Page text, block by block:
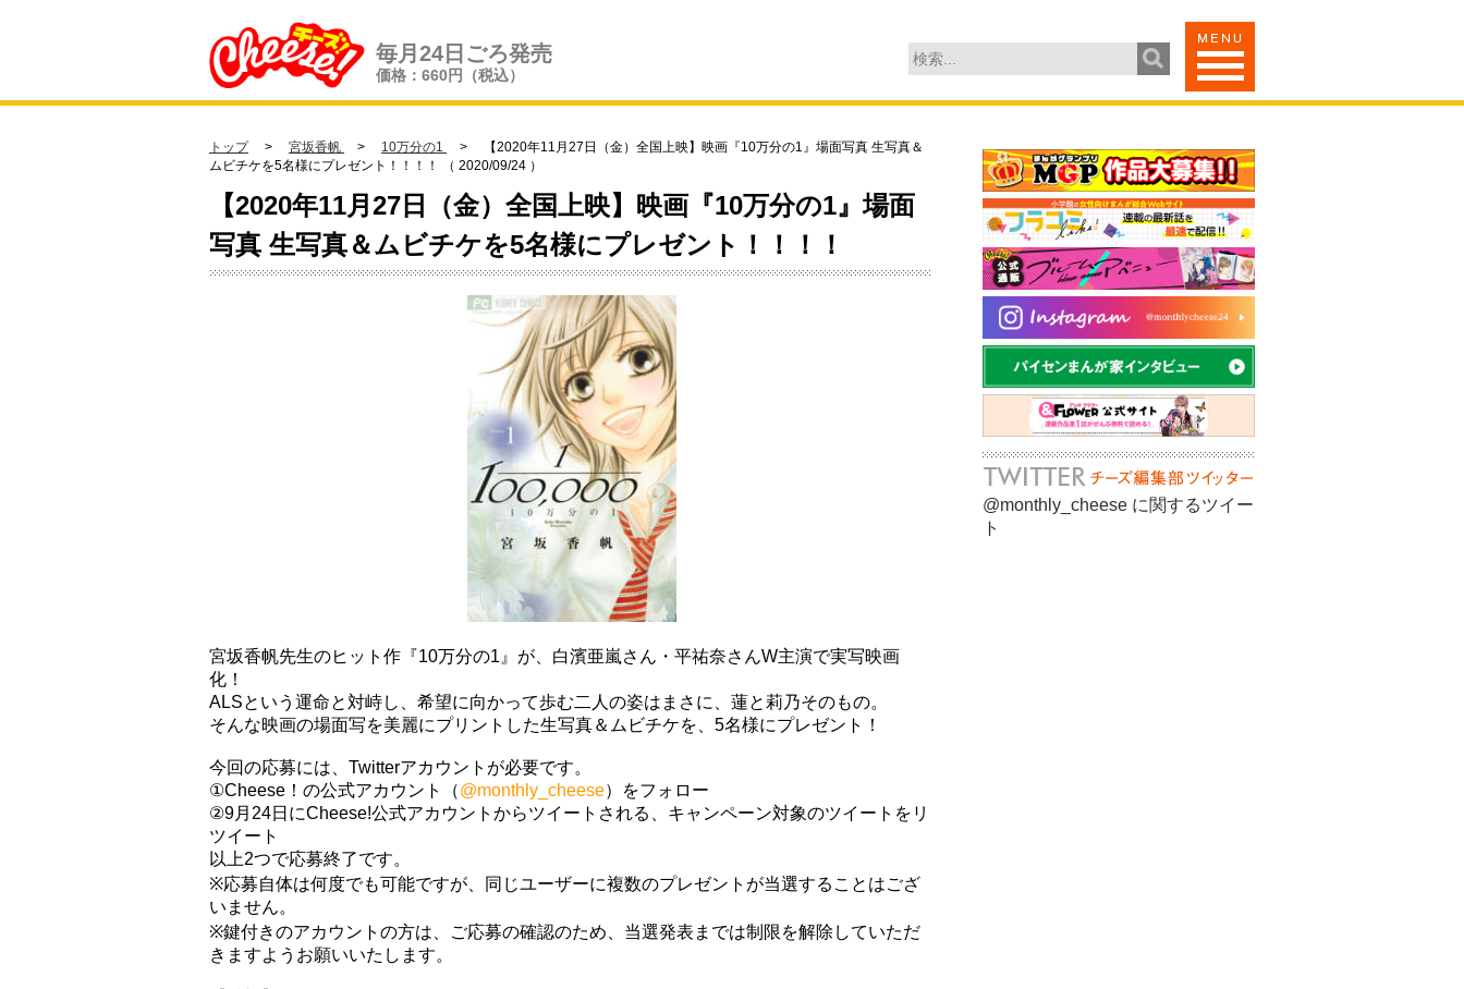
毎月24日ごろ発売
価格：660円（税込）
トップ> 宮坂香帆 > 10万分の1
> 【2020年11月27日（金）全国上映】映画『10万分の1』場面写真 生写真＆
ムビチケを5名様にプレゼント！！！！ （ 2020/09/24 ）
【2020年11月27日（金）全国上映】映画『10万分の1』場面
写真 生写真＆ムビチケを5名様にプレゼント！！！！
宮坂香帆先生のヒット作『10万分の1』が、白濱亜嵐さん・平祐奈さんW主演で実写映画
化！
ALSという運命と対峙し、希望に向かって歩む二人の姿はまさに、蓮と莉乃そのもの。
そんな映画の場面写を美麗にプリントした生写真＆ムビチケを、5名様にプレゼント！
今回の応募には、Twitterアカウントが必要です。
①Cheese！の公式アカウント（@monthly_cheese）をフォロー
②9月24日にCheese!公式アカウントからツイートされる、キャンペーン対象のツイートをリ
ツイート
以上2つで応募終了です。
※応募自体は何度でも可能ですが、同じユーザーに複数のプレゼントが当選することはござ
いません。
※鍵付きのアカウントの方は、ご応募の確認のため、当選発表までは制限を解除していただ
きますようお願いいたします。
@monthly_cheese に関するツイー
ト